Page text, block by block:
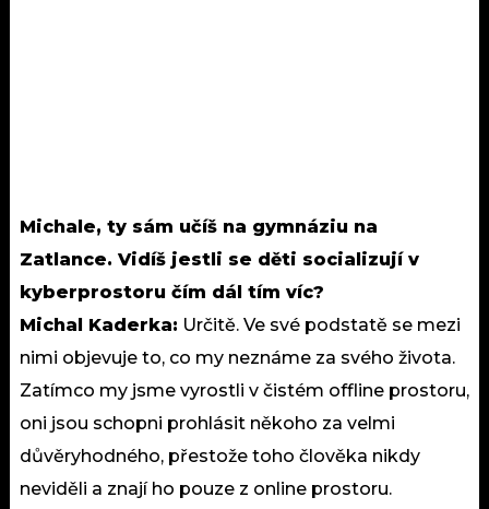
Michale, ty sám učíš na gymnáziu na
Zatlance. Vidíš jestli se děti socializují v
kyberprostoru čím dál tím víc?
Michal Kaderka: Určitě. Ve své podstatě se mezi
nimi objevuje to, co my neznáme za svého života.
Zatímco my jsme vyrostli v čistém offline prostoru,
oni jsou schopni prohlásit někoho za velmi
důvěryhodného, přestože toho člověka nikdy
neviděli a znají ho pouze z online prostoru.